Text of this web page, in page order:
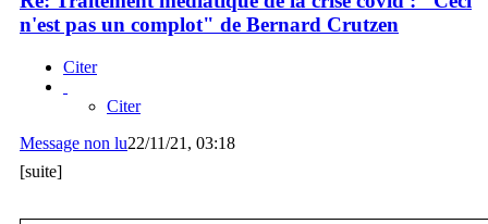
n'est pas un complot" de Bernard Crutzen
Citer
Citer
Message non lu22/11/21, 03:18
[suite]